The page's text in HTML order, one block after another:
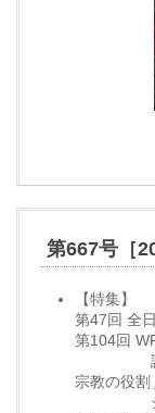
第667号［
【特集】
第47回 全
第104回
諸宗教
宗教の役割
シンポ